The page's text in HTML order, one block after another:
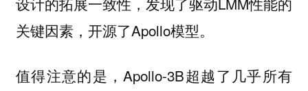
关键因素，开源了Apollo模型。
值得注意的是，Apollo-3B超越了几乎所有